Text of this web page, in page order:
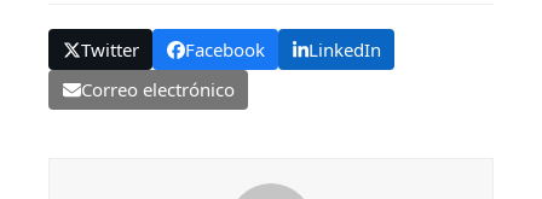
Twitter Facebook
LinkedIn
Correo electrónico